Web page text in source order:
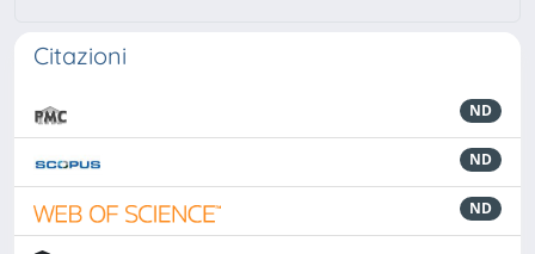
Citazioni
ND
ND
ND